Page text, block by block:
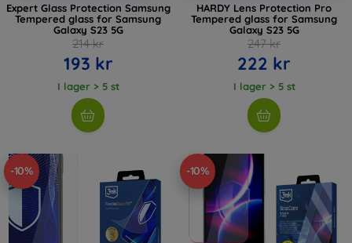
Expert Glass Protection Samsung
Tempered glass for Samsung
Galaxy S23 5G
214 kr
193 kr
I lager > 5 st
HARDY Lens Protection Pro
Tempered glass for Samsung
Galaxy S23 5G
247 kr
222 kr
I lager > 5 st
-10% -10%